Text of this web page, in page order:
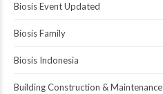
Biosis Event Updated
Biosis Family
Biosis Indonesia
Building Construction & Maintenance